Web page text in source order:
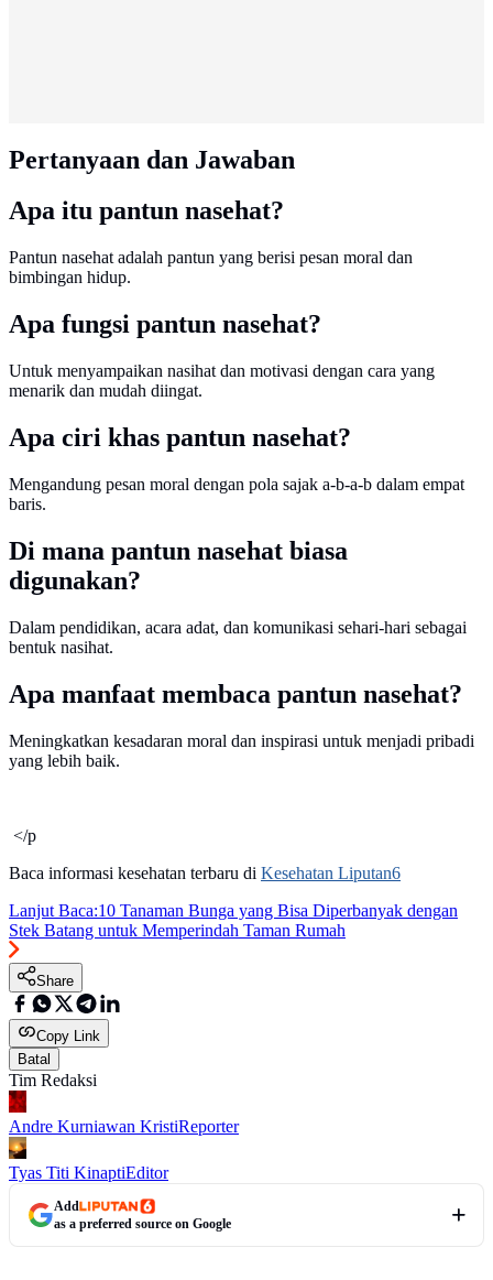
Pertanyaan dan Jawaban
Apa itu pantun nasehat?
Pantun nasehat adalah pantun yang berisi pesan moral dan
bimbingan hidup.
Apa fungsi pantun nasehat?
Untuk menyampaikan nasihat dan motivasi dengan cara yang
menarik dan mudah diingat.
Apa ciri khas pantun nasehat?
Mengandung pesan moral dengan pola sajak a-b-a-b dalam empat
baris.
Di mana pantun nasehat biasa
digunakan?
Dalam pendidikan, acara adat, dan komunikasi sehari-hari sebagai
bentuk nasihat.
Apa manfaat membaca pantun nasehat?
Meningkatkan kesadaran moral dan inspirasi untuk menjadi pribadi
yang lebih baik.
</p
Baca informasi kesehatan terbaru di Kesehatan Liputan6
Lanjut Baca:10 Tanaman Bunga yang Bisa Diperbanyak dengan
Stek Batang untuk Memperindah Taman Rumah
Share
Copy Link
Batal
Tim Redaksi
Andre Kurniawan KristiReporter
Tyas Titi KinaptiEditor
Add
as a preferred source on Google